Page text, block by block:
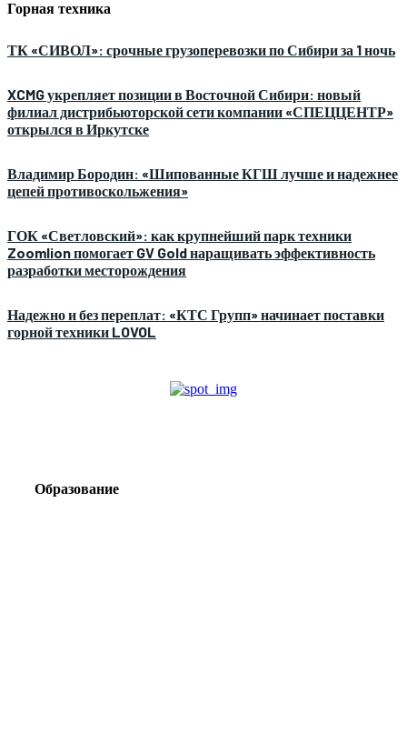
Горная техника
ТК «СИВОЛ»: срочные грузоперевозки по Сибири за 1 ночь
XCMG укрепляет позиции в Восточной Сибири: новый
филиал дистрибьюторской сети компании «СПЕЦЦЕНТР»
открылся в Иркутске
Владимир Бородин: «Шипованные КГШ лучше и надежнее
цепей противоскольжения»
ГОК «Светловский»: как крупнейший парк техники
Zoomlion помогает GV Gold наращивать эффективность
разработки месторождения
Надежно и без переплат: «КТС Групп» начинает поставки
горной техники LOVOL
Образование